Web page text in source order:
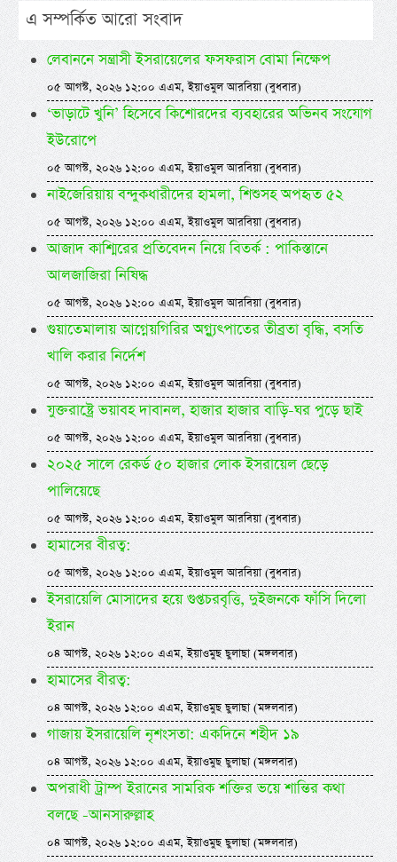
এ সম্পর্কিত আরো সংবাদ
লেবাননে সন্ত্রাসী ইসরায়েলের ফসফরাস বোমা নিক্ষেপ
০৫ আগস্ট, ২০২৬ ১২:০০ এএম, ইয়াওমুল আরবিয়া (বুধবার)
‘ভাড়াটে খুনি’ হিসেবে কিশোরদের ব্যবহারের অভিনব সংযোগ
ইউরোপে
০৫ আগস্ট, ২০২৬ ১২:০০ এএম, ইয়াওমুল আরবিয়া (বুধবার)
নাইজেরিয়ায় বন্দুকধারীদের হামলা, শিশুসহ অপহৃত ৫২
০৫ আগস্ট, ২০২৬ ১২:০০ এএম, ইয়াওমুল আরবিয়া (বুধবার)
আজাদ কাশ্মিরের প্রতিবেদন নিয়ে বিতর্ক : পাকিস্তানে
আলজাজিরা নিষিদ্ধ
০৫ আগস্ট, ২০২৬ ১২:০০ এএম, ইয়াওমুল আরবিয়া (বুধবার)
গুয়াতেমালায় আগ্নেয়গিরির অগ্ন্যুৎপাতের তীব্রতা বৃদ্ধি, বসতি
খালি করার নির্দেশ
০৫ আগস্ট, ২০২৬ ১২:০০ এএম, ইয়াওমুল আরবিয়া (বুধবার)
যুক্তরাষ্ট্রে ভয়াবহ দাবানল, হাজার হাজার বাড়ি-ঘর পুড়ে ছাই
০৫ আগস্ট, ২০২৬ ১২:০০ এএম, ইয়াওমুল আরবিয়া (বুধবার)
২০২৫ সালে রেকর্ড ৫০ হাজার লোক ইসরায়েল ছেড়ে
পালিয়েছে
০৫ আগস্ট, ২০২৬ ১২:০০ এএম, ইয়াওমুল আরবিয়া (বুধবার)
হামাসের বীরত্ব:
০৫ আগস্ট, ২০২৬ ১২:০০ এএম, ইয়াওমুল আরবিয়া (বুধবার)
ইসরায়েলি মোসাদের হয়ে গুপ্তচরবৃত্তি, দুইজনকে ফাঁসি দিলো
ইরান
০৪ আগস্ট, ২০২৬ ১২:০০ এএম, ইয়াওমুছ ছুলাছা (মঙ্গলবার)
হামাসের বীরত্ব:
০৪ আগস্ট, ২০২৬ ১২:০০ এএম, ইয়াওমুছ ছুলাছা (মঙ্গলবার)
গাজায় ইসরায়েলি নৃশংসতা: একদিনে শহীদ ১৯
০৪ আগস্ট, ২০২৬ ১২:০০ এএম, ইয়াওমুছ ছুলাছা (মঙ্গলবার)
অপরাধী ট্রাম্প ইরানের সামরিক শক্তির ভয়ে শান্তির কথা
বলছে -আনসারুল্লাহ
০৪ আগস্ট, ২০২৬ ১২:০০ এএম, ইয়াওমুছ ছুলাছা (মঙ্গলবার)